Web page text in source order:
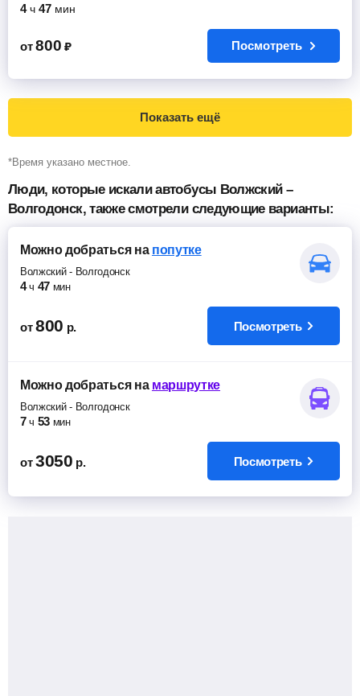
4 ч 47 мин
от 800 ₽ Посмотреть
Показать ещё
*Время указано местное.
Люди, которые искали автобусы Волжский –
Волгодонск, также смотрели следующие варианты:
Можно добратьсяна попутке
Волжский- Волгодонск
4 ч 47 мин
от 800 р. Посмотреть
Можно добратьсяна маршрутке
Волжский- Волгодонск
7 ч 53 мин
от 3050 р. Посмотреть